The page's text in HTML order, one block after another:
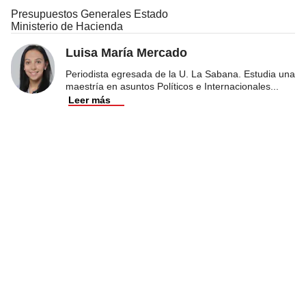
Presupuestos Generales Estado
Ministerio de Hacienda
Luisa María Mercado
Periodista egresada de la U. La Sabana. Estudia una
maestría en asuntos Políticos e Internacionales
Leer más